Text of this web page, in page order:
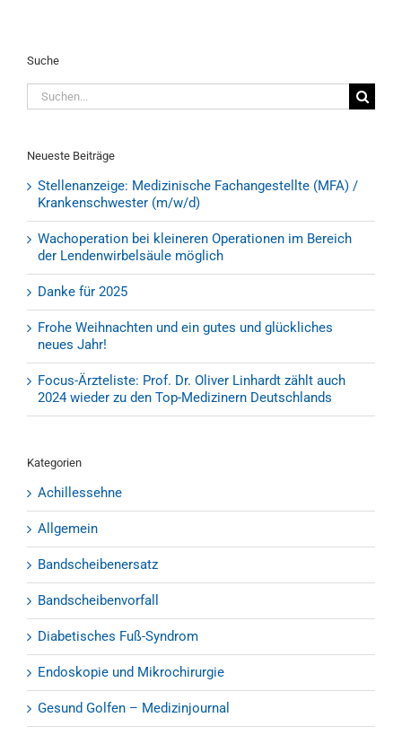
Suche
Suche
nach:
Neueste Beiträge
Stellenanzeige: Medizinische Fachangestellte (MFA) /
Krankenschwester (m/w/d)
Wachoperation bei kleineren Operationen im Bereich
der Lendenwirbelsäule möglich
Danke für 2025
Frohe Weihnachten und ein gutes und glückliches
neues Jahr!
Focus-Ärzteliste: Prof. Dr. Oliver Linhardt zählt auch
2024 wieder zu den Top-Medizinern Deutschlands
Kategorien
Achillessehne
Allgemein
Bandscheibenersatz
Bandscheibenvorfall
Diabetisches Fuß-Syndrom
Endoskopie und Mikrochirurgie
Gesund Golfen – Medizinjournal